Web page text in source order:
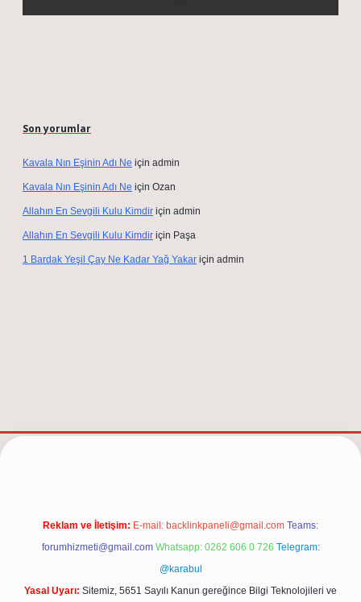
Son yorumlar
Kavala Nın Eşinin Adı Ne için admin
Kavala Nın Eşinin Adı Ne için Ozan
Allahın En Sevgili Kulu Kimdir için admin
Allahın En Sevgili Kulu Kimdir için Paşa
1 Bardak Yeşil Çay Ne Kadar Yağ Yakar için admin
Reklam ve İletişim: E-mail: backlinkpaneli@gmail.com Teams:
forumhizmeti@gmail.com Whatsapp: 0262 606 0 726 Telegram:
@karabul
Yasal Uyarı: Sitemiz, 5651 Sayılı Kanun gereğince Bilgi Teknolojileri ve